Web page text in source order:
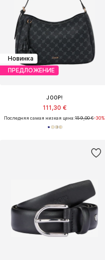
Новинка
ПРЕДЛОЖЕНИЕ
JOOP!
111,30 €
Последняя самая низкая цена:159,00 €-30%